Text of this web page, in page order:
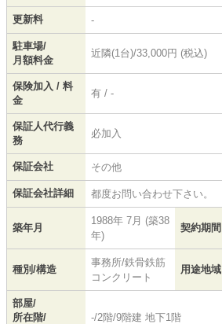
更新料 -
駐車場/
月額料金
近隣(1台)/33,000円 (税込)
保険加入 / 料
金
有 / -
保証人代行義
務
必加入
保証会社 その他
保証会社詳細 都度お問い合わせ下さい。
築年月
1988年 7月 (築38
年)
契約期間
種別/構造
事務所/鉄骨鉄筋
コンクリート
用途地域
部屋/
所在階/
-/2階/9階建 地下1階